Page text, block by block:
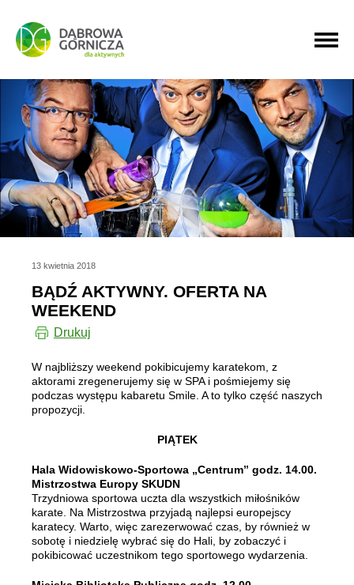
PRZEJDŹ DO MENU GŁÓWNEGO
PRZEJDŹ DO WYSZUKIWARKI
PRZEJDŹ DO TREŚCI
13 kwietnia 2018
BĄDŹ AKTYWNY. OFERTA NA
WEEKEND
Drukuj
W najbliższy weekend pokibicujemy karatekom, z
aktorami zregenerujemy się w SPA i pośmiejemy się
podczas występu kabaretu Smile. A to tylko część naszych
propozycji.
PIĄTEK
Hala Widowiskowo-Sportowa „Centrum” godz. 14.00.
Mistrzostwa Europy SKUDN
Trzydniowa sportowa uczta dla wszystkich miłośników
karate. Na Mistrzostwa przyjadą najlepsi europejscy
karatecy. Warto, więc zarezerwować czas, by również w
sobotę i niedzielę wybrać się do Hali, by zobaczyć i
pokibicować uczestnikom tego sportowego wydarzenia.